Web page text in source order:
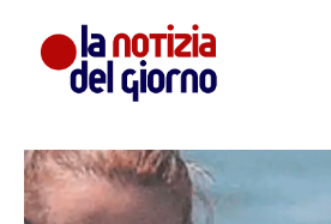
contenuto